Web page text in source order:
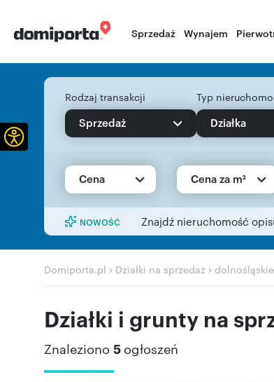
Sprzedaż Wynajem
Rodzaj transakcji
Sprzedaż
Typ
Działka
Cena Cena za m²
NOWOŚĆ Znajdź nieruchomość
Domiporta.pl › Działki na sprzedaż › dolnośląskie
Działki i grunty na
Znaleziono 5 ogłoszeń
Otwórz pasek narzędzi